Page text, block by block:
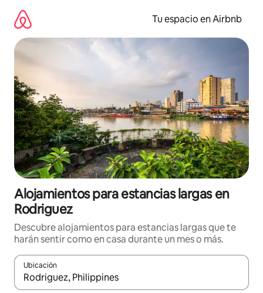
contenido
Tu espacio en Airbnb
Alojamientos para estancias largas en
Rodriguez
Descubre alojamientos para estancias largas que te
harán sentir como en casa durante un mes o más.
Ubicación
Cuando los resultados estén disponibles, podrás navegar